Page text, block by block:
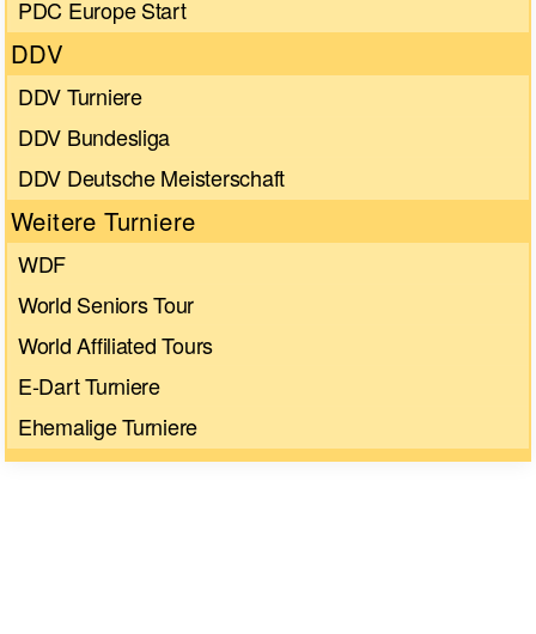
PDC Europe Start
DDV
DDV Turniere
DDV Bundesliga
DDV Deutsche Meisterschaft
Weitere Turniere
WDF
World Seniors Tour
World Affiliated Tours
E-Dart Turniere
Ehemalige Turniere